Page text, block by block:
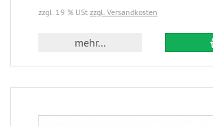
zzgl. 19 % USt zzgl. Versandkosten
mehr...